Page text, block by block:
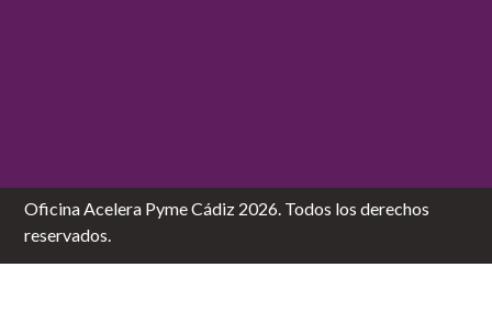
Oficina Acelera Pyme Cádiz 2026. Todos los derechos
reservados.